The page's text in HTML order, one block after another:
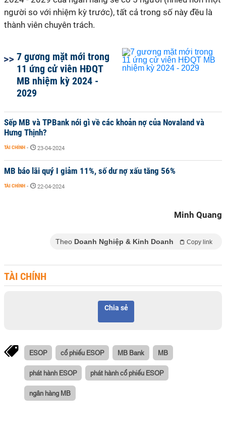
người so với nhiệm kỳ trước), tất cả trong số này đều là
thành viên chuyên trách.
7 gương mặt mới trong
11 ứng cử viên HĐQT
MB nhiệm kỳ 2024 -
2029
Sếp MB và TPBank nói gì về các khoản nợ của Novaland và
Hưng Thịnh?
TÀI CHÍNH - 23-04-2024
MB báo lãi quý I giảm 11%, số dư nợ xấu tăng 56%
TÀI CHÍNH - 22-04-2024
Minh Quang
Theo Doanh Nghiệp & Kinh Doanh Copy link
TÀI CHÍNH
Chia sẻ
ESOP cổ phiếu ESOP MB Bank MB
phát hành ESOP phát hành cổ phiếu ESOP
ngân hàng MB